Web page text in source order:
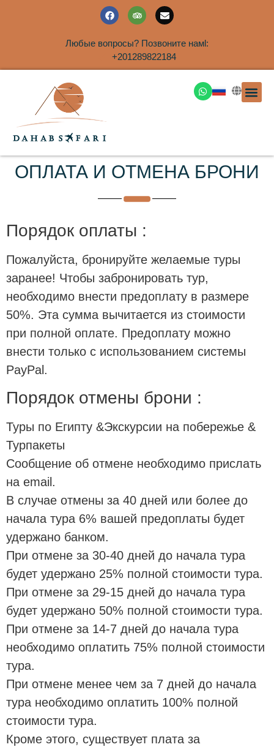
Любые вопросы? Позвоните намl:
+201289822184
ОПЛАТА И ОТМЕНА БРОНИ
Порядок оплаты :
Пожалуйста, бронируйте желаемые туры
заранее! Чтобы забронировать тур,
необходимо внести предоплату в размере
50%. Эта сумма вычитается из стоимости
при полной оплате. Предоплату можно
внести только с использованием системы
PayPal.
Порядок отмены брони :
Туры по Египту &Экскурсии на побережье &
Турпакеты
Сообщение об отмене необходимо прислать
на email.
В случае отмены за 40 дней или более до
начала тура 6% вашей предоплаты будет
удержано банком.
При отмене за 30-40 дней до начала тура
будет удержано 25% полной стоимости тура.
При отмене за 29-15 дней до начала тура
будет удержано 50% полной стоимости тура.
При отмене за 14-7 дней до начала тура
необходимо оплатить 75% полной стоимости
тура.
При отмене менее чем за 7 дней до начала
тура необходимо оплатить 100% полной
стоимости тура.
Кроме этого, существует плата за